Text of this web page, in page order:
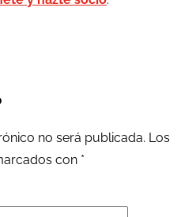
no será publicada. Los
con *